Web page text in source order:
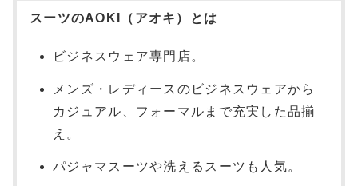
スーツのAOKI（アオキ）とは
ビジネスウェア専門店。
メンズ・レディースのビジネスウェアから
カジュアル、フォーマルまで充実した品揃
え。
パジャマスーツや洗えるスーツも人気。